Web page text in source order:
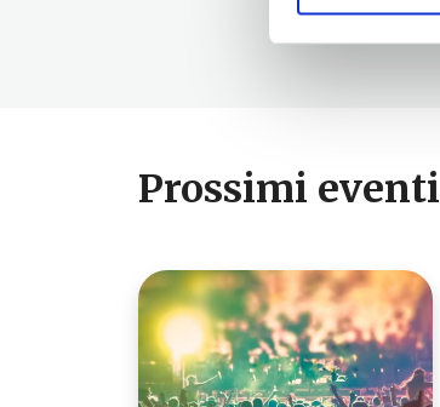
Prossimi eventi